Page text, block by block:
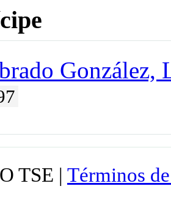
González,
TSE | Términos